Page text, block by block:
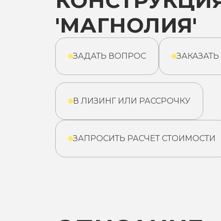
'МАГНОЛИЯ'
ЗАДАТЬ ВОПРОС ЗАКАЗАТЬ
В ЛИЗИНГ ИЛИ РАССРОЧКУ
ЗАПРОСИТЬ РАСЧЕТ СТОИМОСТИ